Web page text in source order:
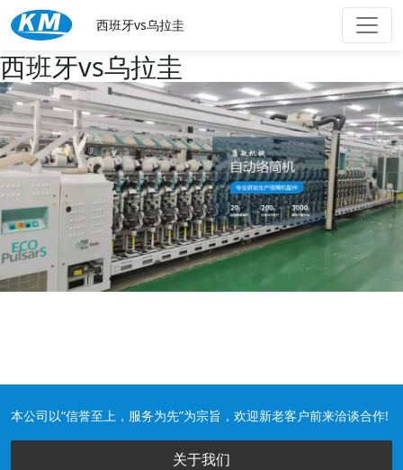
西班牙vs乌拉圭
西班牙vs乌拉圭
本公司以“信誉至上，服务为先”为宗旨，欢迎新老客户前来洽谈合作!
关于我们